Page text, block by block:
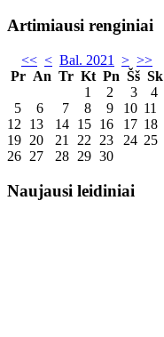
Artimiausi renginiai
<< < Bal. 2021 > >>
Pr An Tr Kt Pn Šš Sk
1
2 3
4
5
6 7 8 9 10 11
12
13 14 15 16 17 18
19 20 21 22 23 24 25
26 27 28 29 30
Naujausi leidiniai